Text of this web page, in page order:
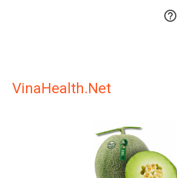

VinaHealth.Net